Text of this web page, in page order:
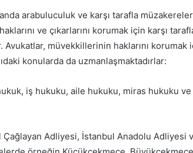
arabuluculuk ve karşı tarafla
ve çıkarlarını korumak için karşı
müvekkillerinin haklarını korumak
konularda da uzmanlaşmaktadırlar:
iş hukuku, aile hukuku, miras hukuku ve
Çağlayan Adliyesi, İstanbul Anadolu Adliyesi